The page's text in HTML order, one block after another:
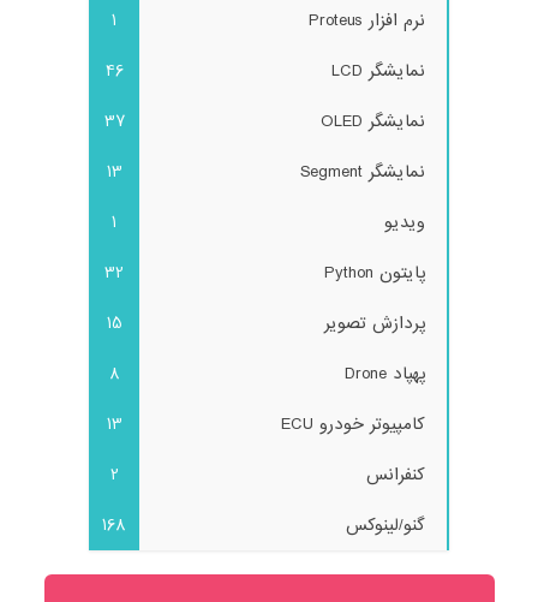
نرم افزار Proteus
1
نمایشگر LCD
46
نمایشگر OLED
37
نمایشگر Segment
13
ویدیو
1
پایتون Python
32
پردازش تصویر
15
پهپاد Drone
8
کامپیوتر خودرو ECU
13
کنفرانس
2
گنو/لینوکس
168